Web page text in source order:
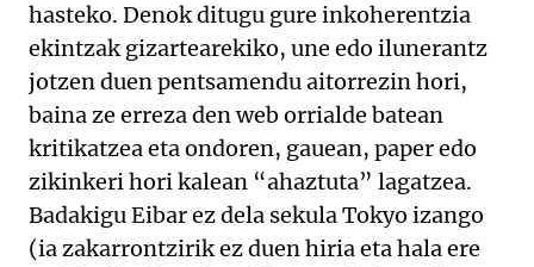
hasteko. Denok ditugu gure inkoherentzia
ekintzak gizartearekiko, une edo ilunerantz
jotzen duen pentsamendu aitorrezin hori,
baina ze erreza den web orrialde batean
kritikatzea eta ondoren, gauean, paper edo
zikinkeri hori kalean “ahaztuta” lagatzea.
Badakigu Eibar ez dela sekula Tokyo izango
(ia zakarrontzirik ez duen hiria eta hala ere